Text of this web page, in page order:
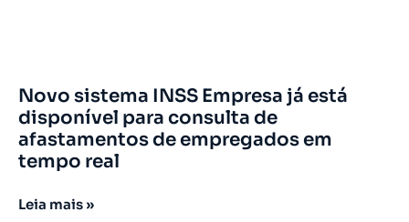
Novo sistema INSS Empresa já está
disponível para consulta de
afastamentos de empregados em
tempo real
Leia mais »